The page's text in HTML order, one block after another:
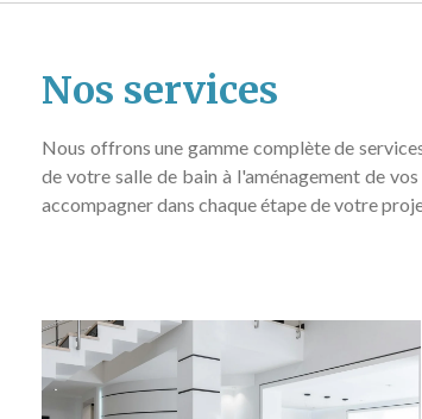
Nos services
Nous offrons une gamme complète de
de votre salle de bain à l'aménagement de
accompagner dans chaque étape de votre